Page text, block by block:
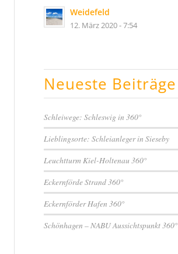
Weidefeld
12. März 2020 - 7:54
Neueste Beiträge
Schleiwege: Schleswig in 360°
Lieblingsorte: Schleianleger in Sieseby
Leuchtturm Kiel-Holtenau 360°
Eckernförde Strand 360°
Eckernförder Hafen 360°
Schönhagen – NABU Aussichtspunkt 360°